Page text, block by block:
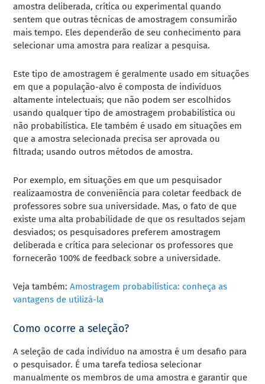
amostra deliberada, crítica ou experimental quando
sentem que outras técnicas de amostragem consumirão
mais tempo. Eles dependerão de seu conhecimento para
selecionar uma amostra para realizar a pesquisa.
Este tipo de amostragem é geralmente usado em situações
em que a população-alvo é composta de indivíduos
altamente intelectuais; que não podem ser escolhidos
usando qualquer tipo de amostragem probabilística ou
não probabilística. Ele também é usado em situações em
que a amostra selecionada precisa ser aprovada ou
filtrada; usando outros métodos de amostra.
Por exemplo, em situações em que um pesquisador
realizaamostra de conveniência para coletar feedback de
professores sobre sua universidade. Mas, o fato de que
existe uma alta probabilidade de que os resultados sejam
desviados; os pesquisadores preferem amostragem
deliberada e crítica para selecionar os professores que
fornecerão 100% de feedback sobre a universidade.
Veja também:Amostragem probabilística: conheça as
vantagens de utilizá-la
Como ocorre a seleção?
A seleção de cada indivíduo na amostra é um desafio para
o pesquisador. É uma tarefa tediosa selecionar
manualmente os membros de uma amostra e garantir que